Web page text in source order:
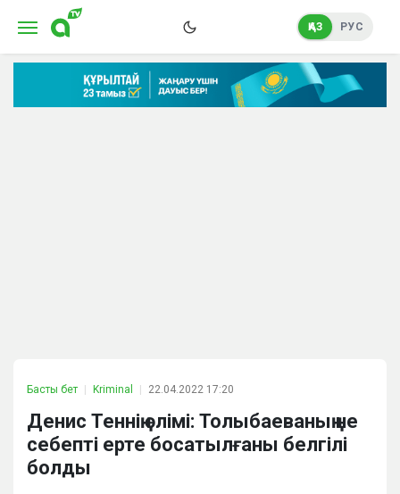
ҚАЗ РУС
Басты бет Kriminal 22.04.2022 17:20
Денис Теннің өлімі: Толыбаеваның не
себепті ерте босатылғаны белгілі
болды